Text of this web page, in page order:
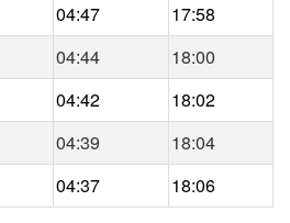
04:47
17:58
04:44
18:00
04:42
18:02
04:39
18:04
04:37 18:06